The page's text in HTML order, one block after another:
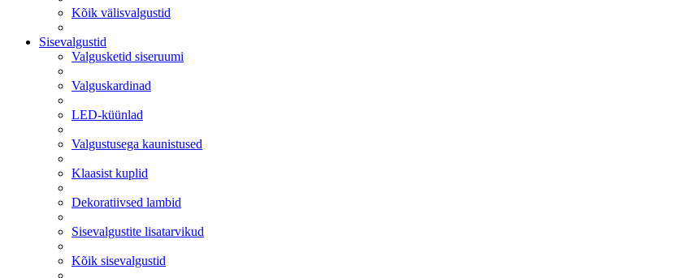
Kõik välisvalgustid
Sisevalgustid
Valgusketid siseruumi
Valguskardinad
LED-küünlad
Valgustusega kaunistused
Klaasist kuplid
Dekoratiivsed lambid
Sisevalgustite lisatarvikud
Kõik sisevalgustid